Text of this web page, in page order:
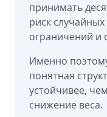
принимать
риск
ограничений и
Именно
понятная
устойчивее,
снижение веса.